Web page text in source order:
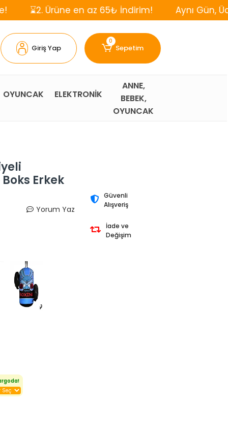
en az 65₺ İndirim! Aynı Gün, Ücretsiz
Giriş Yap
0
Sepetim
OYUNCAK ELEKTRONİK
ANNE,
BEBEK,
OYUNCAK
Erkek
Yorum Yaz
Güvenli
Alışveriş
İade ve
Değişim